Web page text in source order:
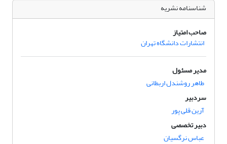
شناسنامه نشریه
صاحب امتیاز
انتشارات دانشگاه تهران
مدیر مسئول
طاهر روشندل اربطانی
سردبیر
آرین قلی پور
دبیر تخصصی
عباس نرگسیان